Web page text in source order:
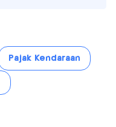
Pajak Kendaraan